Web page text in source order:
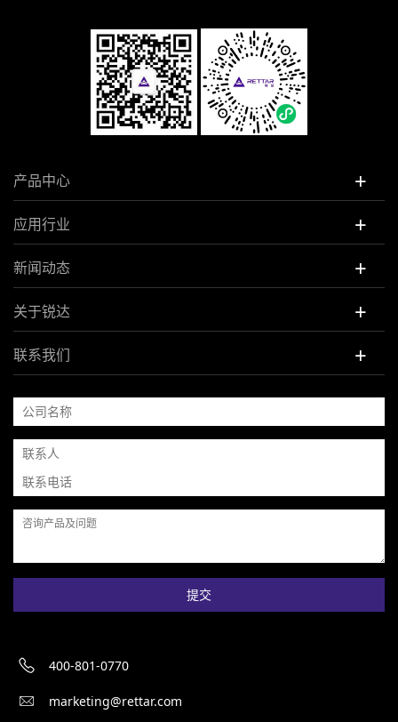
产品中心 +
应用行业 +
新闻动态 +
关于锐达 +
联系我们 +
提交
400-801-0770
marketing@rettar.com